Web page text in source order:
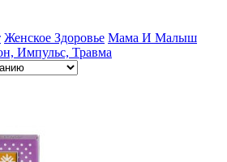
Женское Здоровье Мама И Малыш
Импульс, Травма